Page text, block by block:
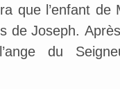
que l’enfant de
de Joseph.
du